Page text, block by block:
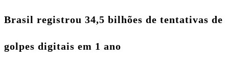
Brasil registrou 34,5 bilhões de tentativas de
golpes digitais em 1 ano